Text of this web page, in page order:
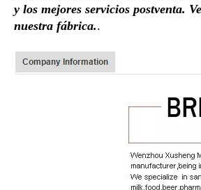
y los mejores servicios postventa.
nuestra fábrica..